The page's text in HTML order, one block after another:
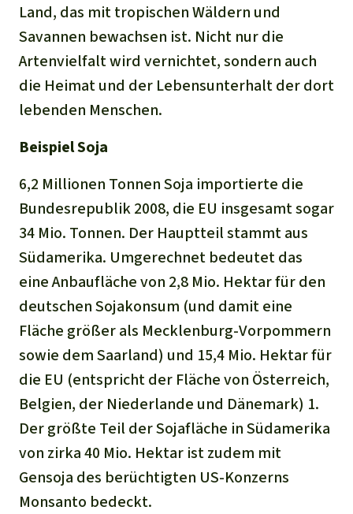
Land, das mit tropischen Wäldern und
Savannen bewachsen ist. Nicht nur die
Artenvielfalt wird vernichtet, sondern auch
die Heimat und der Lebensunterhalt der dort
lebenden Menschen.
Beispiel Soja
6,2 Millionen Tonnen Soja importierte die
Bundesrepublik 2008, die EU insgesamt sogar
34 Mio. Tonnen. Der Hauptteil stammt aus
Südamerika. Umgerechnet bedeutet das
eine Anbaufläche von 2,8 Mio. Hektar für den
deutschen Sojakonsum (und damit eine
Fläche größer als Mecklenburg-Vorpommern
sowie dem Saarland) und 15,4 Mio. Hektar für
die EU (entspricht der Fläche von Österreich,
Belgien, der Niederlande und Dänemark) 1.
Der größte Teil der Sojafläche in Südamerika
von zirka 40 Mio. Hektar ist zudem mit
Gensoja des berüchtigten US-Konzerns
Monsanto bedeckt.